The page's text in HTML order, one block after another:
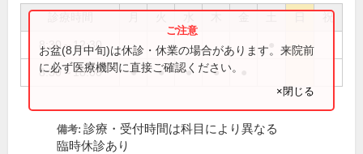
祝
8:30～12:30
8:30～18:00 ● ● ● ●
お盆(8月中旬)は休診・休業の場合があります。来院前
に必ず医療機関に直接ご確認ください。
×閉じる
備考: 診療・受付時間は科目により異なる
臨時休診あり